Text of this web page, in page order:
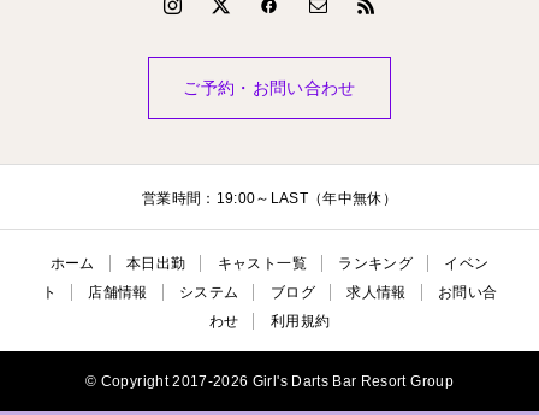
ご予約・お問い合わせ
営業時間：19:00～LAST（年中無休）
ホーム 本日出勤 キャスト一覧 ランキング
イベン
ト
店舗情報 システム ブログ 求人情報
お問い合
わせ
利用規約
© Copyright 2017-2026 Girl's Darts Bar Resort Group